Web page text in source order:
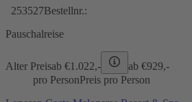
253527Bestellnr.:
Pauschalreise
Alter Preisab €1.022,- ab €929,-
pro PersonPreis pro Person